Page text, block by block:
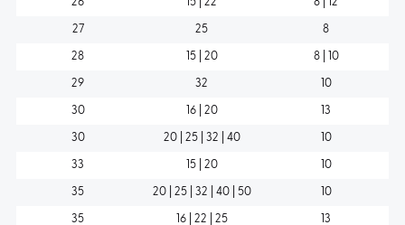
27 25 8
28 15 | 20 8 | 10
29 32 10
30 16 | 20 13
30 20 | 25 | 32 | 40 10
33 15 | 20 10
35 20 | 25 | 32 | 40 | 50 10
35 16 | 22 | 25 13